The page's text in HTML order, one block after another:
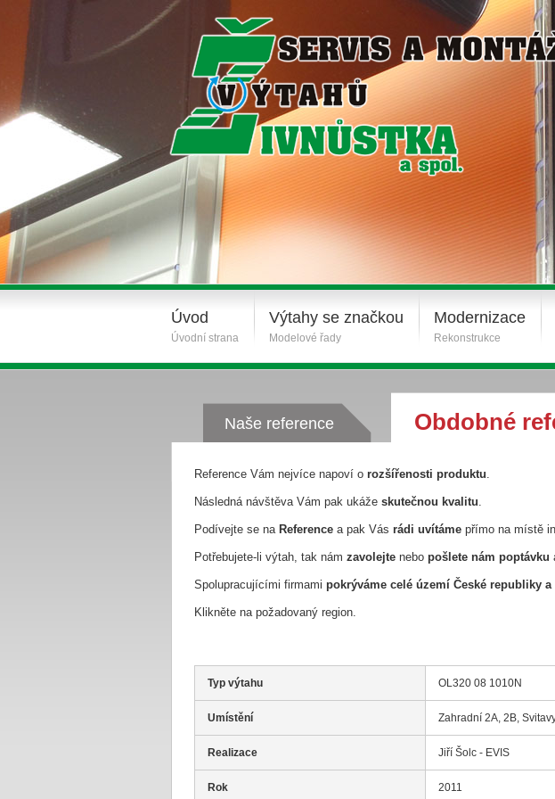
Úvod
Úvodní strana
Výtahy se značkou
Modelové řady
Modernizace
Rekonstrukce
Naše reference Obdobné
Reference Vám nejvíce napoví o rozšířenosti produktu.
Následná návštěva Vám pak ukáže skutečnou kvalitu.
Podívejte se na Reference a pak Vás rádi uvítáme přímo na místě
Potřebujete-li výtah, tak nám zavolejte nebo pošlete nám poptávku
Spolupracujícími firmami pokrýváme celé území České republiky a
Klikněte na požadovaný region.
Typ výtahu OL320 08 1010N
Umístění Zahradní 2A, 2B,
Realizace Jiří Šolc - EVIS
Rok 2011